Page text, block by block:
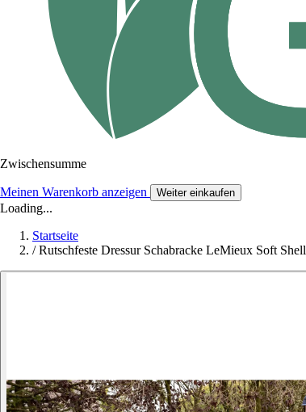
Zwischensumme
Meinen Warenkorb anzeigen Weiter einkaufen
Loading...
Startseite
/ Rutschfeste Dressur Schabracke LeMieux Soft Shell